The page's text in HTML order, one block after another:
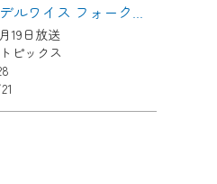
【東郷】「エーデルワイス フォークダンス」をご紹介！
19日放送
ピックス